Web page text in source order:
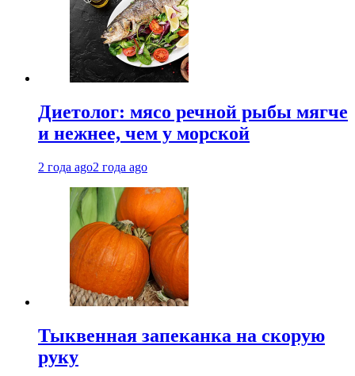
Диетолог: мясо речной рыбы мягче
и нежнее, чем у морской
2 года ago2 года ago
Тыквенная запеканка на скорую
руку